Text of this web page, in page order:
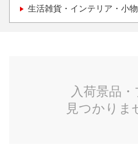
生活雑貨・インテリア・小物